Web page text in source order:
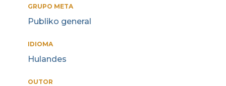
GRUPO META
Publiko general
IDIOMA
Hulandes
OUTOR